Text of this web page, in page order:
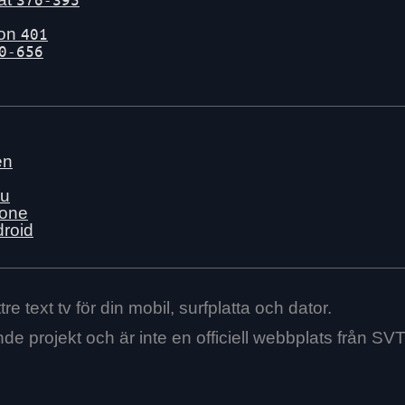
401
656
text tv för din mobil, surfplatta och dator.
projekt och är inte en officiell webbplats från